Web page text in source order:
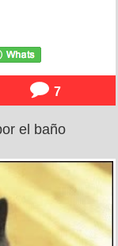
7
el baño